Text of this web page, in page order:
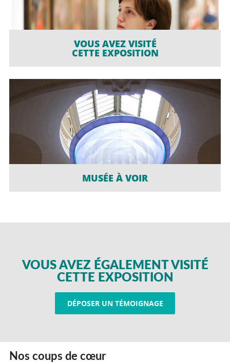
VOUS AVEZ VISITÉ
CETTE EXPOSITION
MUSÉE À VOIR
VOUS AVEZ ÉGALEMENT VISITÉ
CETTE EXPOSITION
DÉPOSER UN TÉMOIGNAGE
Nos coups de cœur